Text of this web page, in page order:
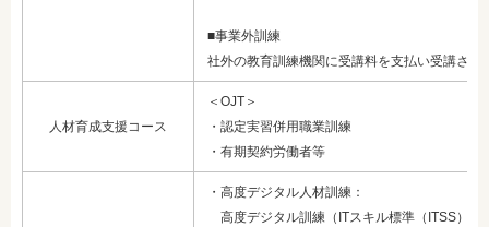
■事業外訓練
社外の教育訓練機関に受講料を支払い受講させ
人材育成支援コース
＜OJT＞
・認定実習併用職業訓練
・有期契約労働者等
・高度デジタル人材訓練：
高度デジタル訓練（ITスキル標準（ITSS）レ